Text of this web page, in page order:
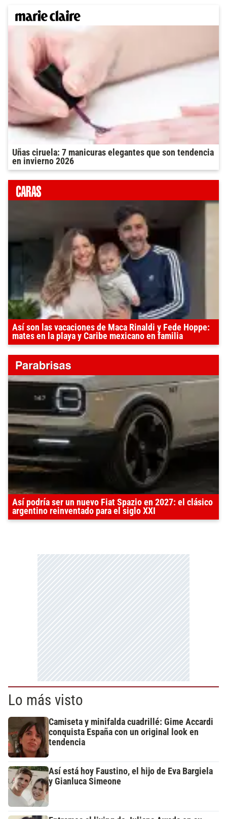
Uñas ciruela: 7 manicuras elegantes que son tendencia
en invierno 2026
Así son las vacaciones de Maca Rinaldi y Fede Hoppe:
mates en la playa y Caribe mexicano en familia
Así podría ser un nuevo Fiat Spazio en 2027: el clásico
argentino reinventado para el siglo XXI
Lo más visto
Camiseta y minifalda cuadrillé: Gime Accardi
conquista España con un original look en
tendencia
Así está hoy Faustino, el hijo de Eva Bargiela
y Gianluca Simeone